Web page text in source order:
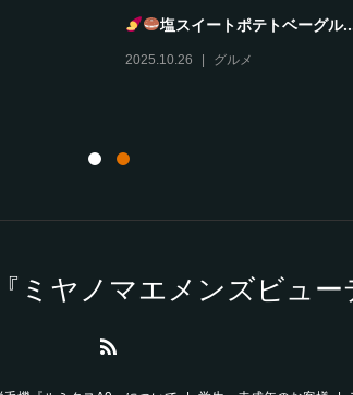
風丹
2025.10.29 グルメ
ミヤノマエメンズビュー